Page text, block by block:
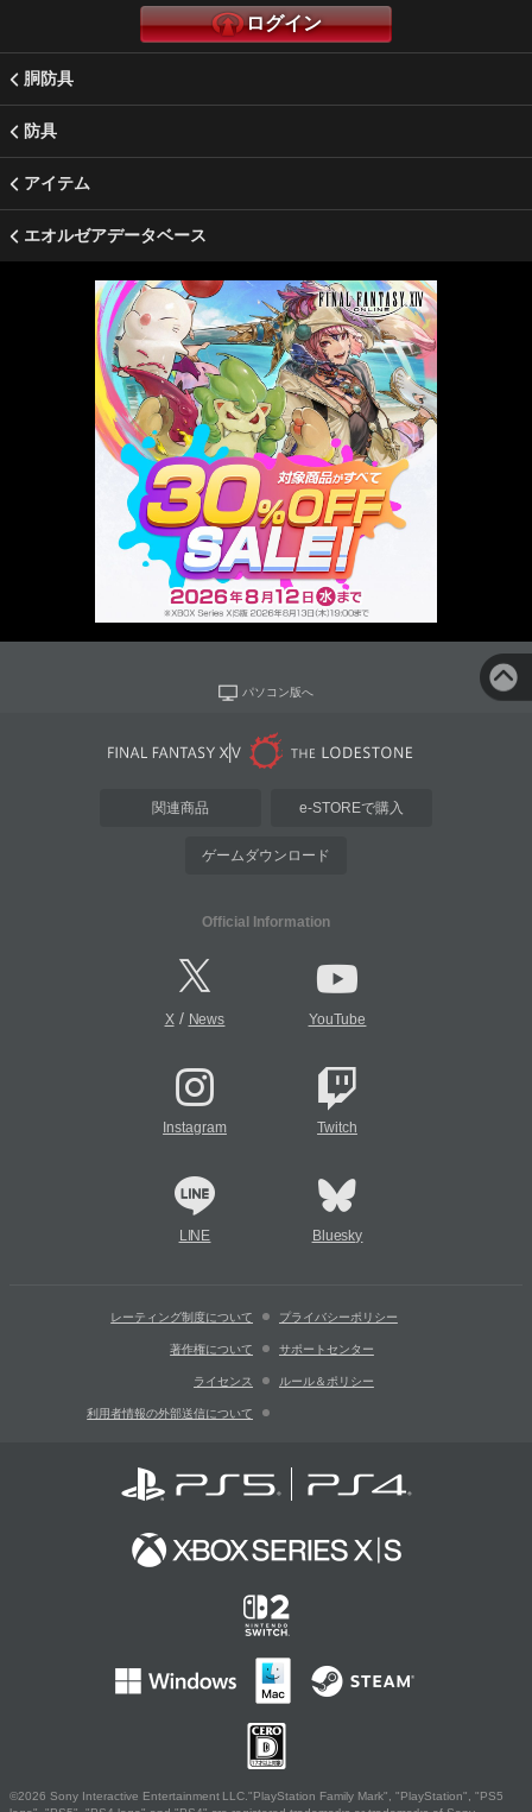
ログイン
胴防具
防具
アイテム
エオルゼアデータベース
パソコン版へ
関連商品 e-STOREで購入
ゲームダウンロード
Official Information
X/ News YouTube
Instagram Twitch
LINE Bluesky
レーティング制度について プライバシーポリシー
著作権について サポートセンター
ライセンス ルール＆ポリシー
利用者情報の外部送信について
©2026 Sony Interactive Entertainment LLC."PlayStation Family Mark", "PlayStation", "PS5